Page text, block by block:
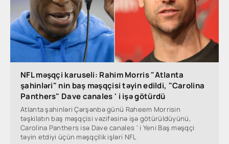
NFL məşqçi karuseli: Rahim Morris "Atlanta
şahinləri" nin baş məşqçisi təyin edildi, "Carolina
Panthers" Dave canales ' i işə götürdü
Atlanta şahinləri Çərşənbə günü Raheem Morrisin
təşkilatın baş məşqçisi vəzifəsinə işə götürüldüyünü,
Carolina Panthers isə Dave canales ' i Yeni Baş məşqçi
təyin etdiyi üçün məşqçilik işləri NFL